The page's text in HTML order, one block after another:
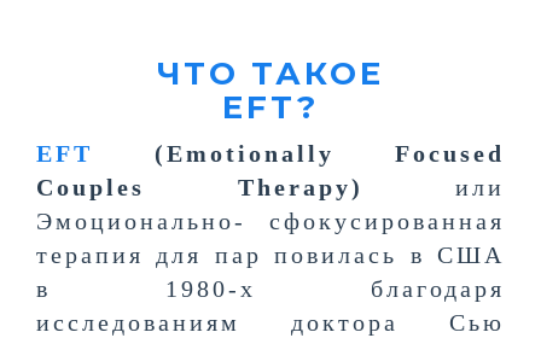
ЧТО ТАКОЕ
EFT?
EFT (Emotionally Focused
Couples Therapy) или
Эмоционально- сфокусированная
терапия для пар повилась в США
в 1980-х благодаря
исследованиям доктора Сью